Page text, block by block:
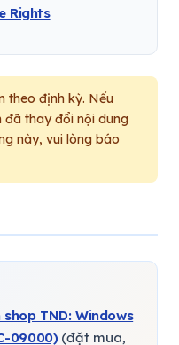
Rights
theo định kỳ. Nếu
đã thay đổi nội dung
này, vui lòng báo
TND: Windows
09000) (đặt mua,